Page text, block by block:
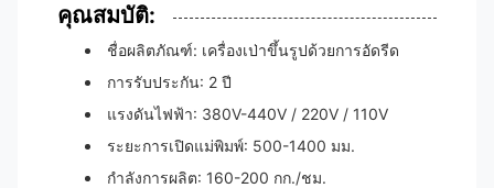
คุณสมบัติ:
ชื่อผลิตภัณฑ์: เครื่องเป่าขึ้นรูปด้วยการอัดรีด
การรับประกัน: 2 ปี
แรงดันไฟฟ้า: 380V-440V / 220V / 110V
ระยะการเปิดแม่พิมพ์: 500-1400 มม.
กำลังการผลิต: 160-200 กก./ชม.